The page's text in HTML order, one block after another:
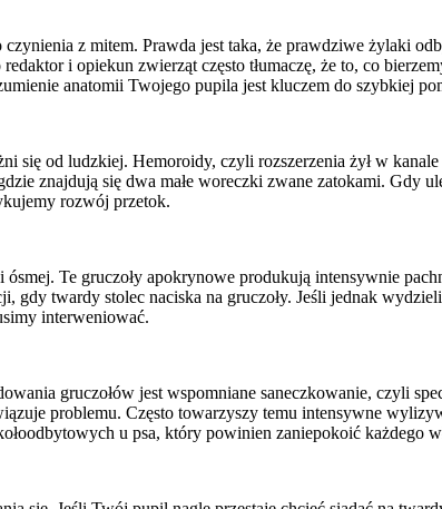
z mitem. Prawda jest taka, że prawdziwe żylaki
i opiekun zwierząt często tłumaczę, że to, co
anatomii Twojego pupila jest kluczem do szybkiej
się od ludzkiej. Hemoroidy, czyli rozszerzenia żył w
znajdują się dwa małe woreczki zwane zatokami. Gdy
rozwój przetok.
Te gruczoły apokrynowe produkują intensywnie
twardy stolec naciska na gruczoły. Jeśli jednak
interweniować.
gruczołów jest wspomniane saneczkowanie, czyli
problemu. Często towarzyszy temu intensywne
u psa, który powinien zaniepokoić każdego